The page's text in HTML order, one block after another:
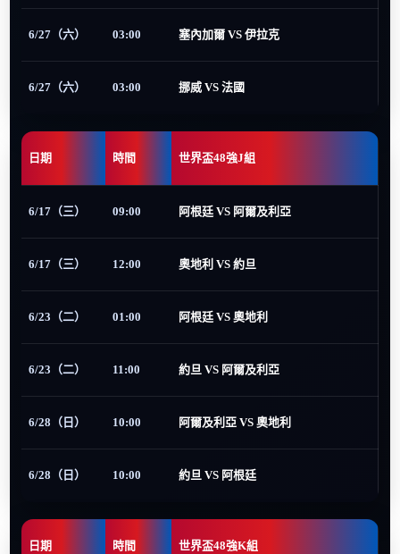
6/27（六） 03:00 塞內加爾 VS 伊拉克
6/27（六） 03:00 挪威 VS 法國
日期 時間 世界盃48強J組
6/17（三） 09:00 阿根廷 VS 阿爾及利亞
6/17（三） 12:00 奧地利 VS 約旦
6/23（二） 01:00 阿根廷 VS 奧地利
6/23（二） 11:00 約旦 VS 阿爾及利亞
6/28（日） 10:00 阿爾及利亞 VS 奧地利
6/28（日） 10:00 約旦 VS 阿根廷
日期 時間 世界盃48強K組